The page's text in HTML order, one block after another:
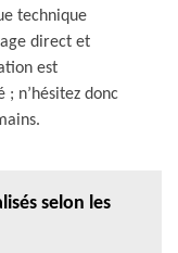
technique
direct et
est
n’hésitez donc
selon les